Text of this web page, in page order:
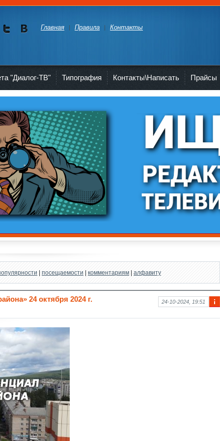
Главная Правила Контакты
"Диалог-ТВ" Типография Контакты\Написать Прайсы
| посещаемости | комментариям | алфавиту
фо
24-10-2024, 19:51
24 октября 2024 г.